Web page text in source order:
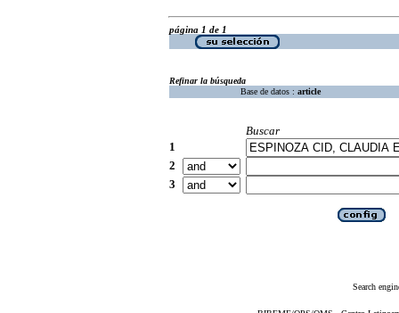
página 1 de 1
Refinar la búsqueda
Base de datos : article
Buscar
1
2
3
Search